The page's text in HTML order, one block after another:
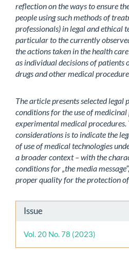
reflection on the ways to ensure
people using such methods of
professionals) in legal and ethical
particular to the currently
the actions taken in the health
as individual decisions of patients
drugs and other medical
The article presents selected legal
conditions for the use of medicinal
experimental medical procedures.
considerations is to indicate the
of use of medical technologies
a broader context – with the
conditions for „the media
proper quality for the protection
Article
Details
Issue
Vol. 20 No. 78 (2023)